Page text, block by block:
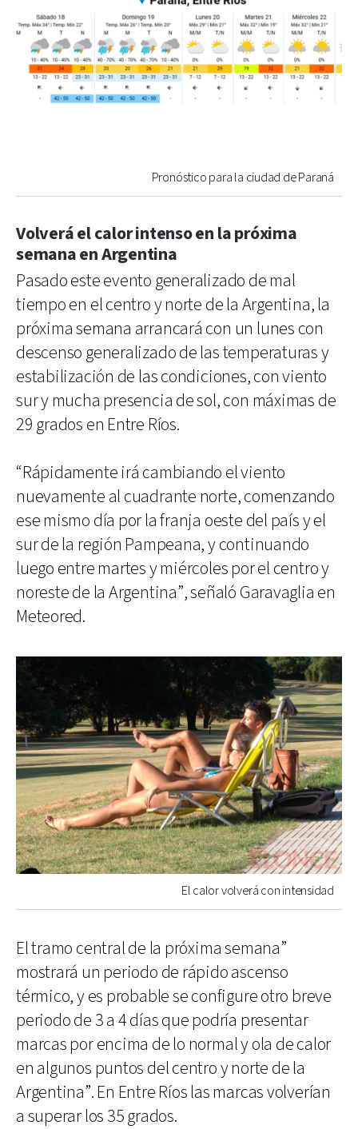
Pronóstico para la ciudad de Paraná
Volverá el calor intenso en la próxima
semana en Argentina
Pasado este evento generalizado de mal
tiempo en el centro y norte de la Argentina, la
próxima semana arrancará con un lunes con
descenso generalizado de las temperaturas y
estabilización de las condiciones, con viento
sur y mucha presencia de sol, con máximas de
29 grados en Entre Ríos.
“Rápidamente irá cambiando el viento
nuevamente al cuadrante norte, comenzando
ese mismo día por la franja oeste del país y el
sur de la región Pampeana, y continuando
luego entre martes y miércoles por el centro y
noreste de la Argentina”, señaló Garavaglia en
Meteored.
El calor volverá con intensidad
El tramo central de la próxima semana”
mostrará un periodo de rápido ascenso
térmico, y es probable se configure otro breve
periodo de 3 a 4 días que podría presentar
marcas por encima de lo normal y ola de calor
en algunos puntos del centro y norte de la
Argentina”. En Entre Ríos las marcas volverían
a superar los 35 grados.